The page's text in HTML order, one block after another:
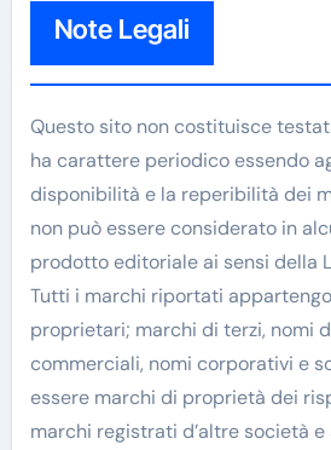
Note Legali
Questo sito non costituisce
ha carattere periodico essendo
disponibilità e la reperibilità dei
non può essere considerato in
prodotto editoriale ai sensi della
Tutti i marchi riportati
proprietari; marchi di terzi, nomi
commerciali, nomi corporativi e
essere marchi di proprietà dei
marchi registrati d’altre società